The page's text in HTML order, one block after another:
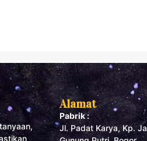
Alamat
Pabrik :
Jl. Padat Karya, Kp.